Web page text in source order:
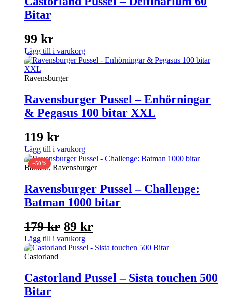
Bitar
99 kr
Lägg till i varukorg
Ravensburger
Ravensburger Pussel – Enhörningar
& Pegasus 100 bitar XXL
119 kr
Lägg till i varukorg
−50%
Batman, Ravensburger
Ravensburger Pussel – Challenge:
Batman 1000 bitar
179kr Det
ursprungliga
priset
var:
179 kr.
89 kr
nuvarande
priset
89 kr.
Lägg till i varukorg
Castorland
Castorland Pussel – Sista touchen 500
Bitar